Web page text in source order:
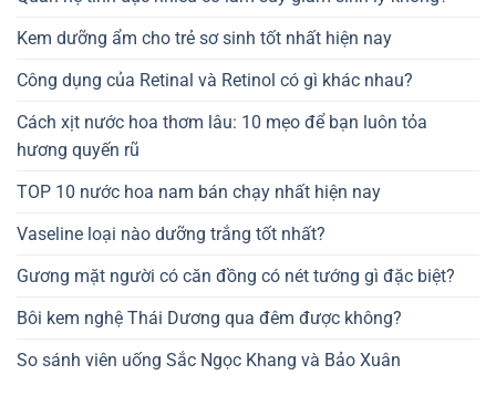
Kem dưỡng ẩm cho trẻ sơ sinh tốt nhất hiện nay
Công dụng của Retinal và Retinol có gì khác nhau?
Cách xịt nước hoa thơm lâu: 10 mẹo để bạn luôn tỏa
hương quyến rũ
TOP 10 nước hoa nam bán chạy nhất hiện nay
Vaseline loại nào dưỡng trắng tốt nhất?
Gương mặt người có căn đồng có nét tướng gì đặc biệt?
Bôi kem nghệ Thái Dương qua đêm được không?
So sánh viên uống Sắc Ngọc Khang và Bảo Xuân